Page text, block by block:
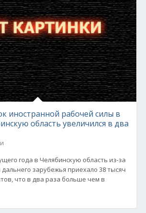
иностранной рабочей силы в
область увеличился в два
года в Челябинскую область из-за
дальнего зарубежья приехало 38 тысяч
что в два раза больше чем в